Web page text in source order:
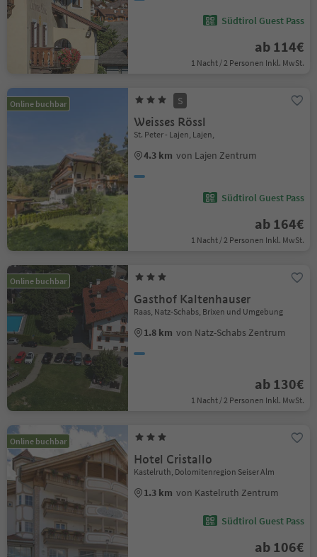
Südtirol Guest Pass
ab 114€
1 Nacht / 2 Personen Inkl. MwSt.
Online buchbar S
Weisses Rössl
St. Peter - Lajen, Lajen,
4.3 km von Lajen Zentrum
Südtirol Guest Pass
ab 164€
1 Nacht / 2 Personen Inkl. MwSt.
Online buchbar
Gasthof Kaltenhauser
Raas, Natz-Schabs, Brixen und Umgebung
1.8 km von Natz-Schabs Zentrum
ab 130€
1 Nacht / 2 Personen Inkl. MwSt.
Online buchbar
Hotel Cristallo
Kastelruth, Dolomitenregion Seiser Alm
1.3 km von Kastelruth Zentrum
Südtirol Guest Pass
ab 106€